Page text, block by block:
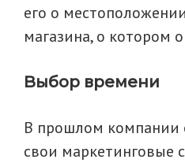
его о
магазина, о котором
Выбор времени
В прошлом компании
свои маркетинговые